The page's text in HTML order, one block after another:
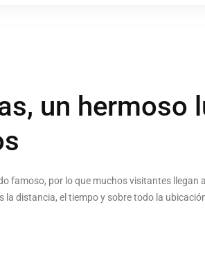
un hermoso
famoso, por lo que muchos visitantes
la distancia, el tiempo y sobre todo la